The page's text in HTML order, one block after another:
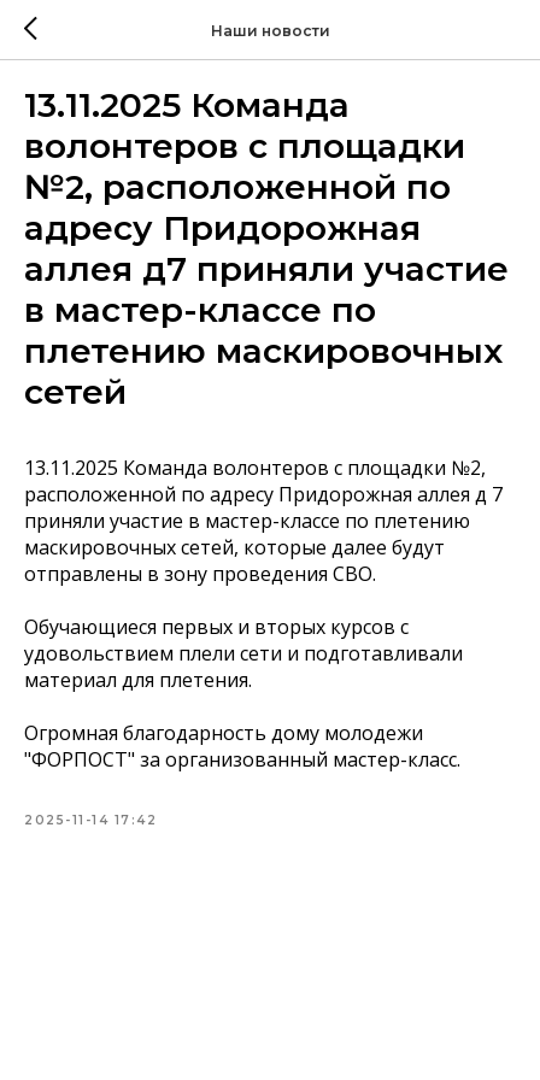
Наши новости
13.11.2025 Команда
волонтеров с площадки
№2, расположенной по
адресу Придорожная
аллея д7 приняли участие
в мастер-классе по
плетению маскировочных
сетей
13.11.2025 Команда волонтеров с площадки №2,
расположенной по адресу Придорожная аллея д 7
приняли участие в мастер-классе по плетению
маскировочных сетей, которые далее будут
отправлены в зону проведения СВО.
Обучающиеся первых и вторых курсов с
удовольствием плели сети и подготавливали
материал для плетения.
Огромная благодарность дому молодежи
"ФОРПОСТ" за организованный мастер-класс.
2025-11-14 17:42